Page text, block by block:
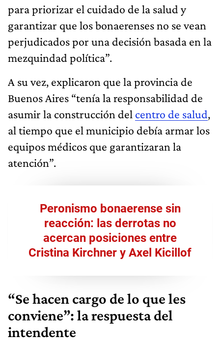
para priorizar el cuidado de la salud y
garantizar que los bonaerenses no se vean
perjudicados por una decisión basada en la
mezquindad política”.
A su vez, explicaron que la provincia de
Buenos Aires “tenía la responsabilidad de
asumir la construcción del centro de salud,
al tiempo que el municipio debía armar los
equipos médicos que garantizaran la
atención”.
Peronismo bonaerense sin
reacción: las derrotas no
acercan posiciones entre
Cristina Kirchner y Axel Kicillof​
“Se hacen cargo de lo que les
conviene”: la respuesta del
intendente